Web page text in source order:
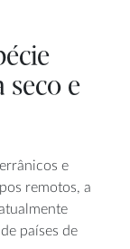
seco e
e
remotos, a
países de